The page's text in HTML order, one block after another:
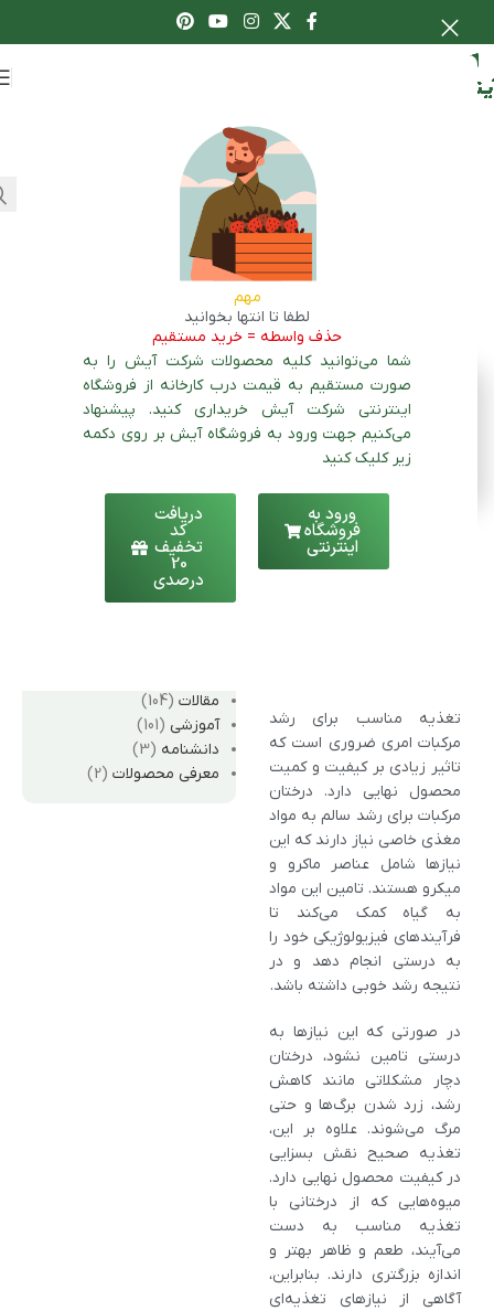
مهم
لطفا تا انتها بخوانید
حذف واسطه = خرید مستقیم
شما می‌توانید کلیه محصولات شرکت آیش را به
صورت مستقیم به قیمت درب کارخانه از فروشگاه
اینترنتی شرکت آیش خریداری کنید. پیشنهاد
می‌کنیم جهت ورود به فروشگاه آیش بر روی دکمه
زیر کلیک کنید
ورود به
فروشگاه
اینترنتی
دریافت
کد
تخفیف
20
درصدی
اعطای نمایندگی
نیازهای تغذیه‌ای
مرکبات: چه
عناصری برای رشد
بهتر درختان
مرکبات ضروری
هستند؟
فهرست مطالب
تغذیه مناسب برای رشد
مرکبات امری ضروری است که
تاثیر زیادی بر کیفیت و کمیت
محصول نهایی دارد. درختان
مرکبات برای رشد سالم به مواد
مغذی خاصی نیاز دارند که این
نیازها شامل عناصر ماکرو و
میکرو هستند. تامین این مواد
به گیاه کمک می‌کند تا
فرآیندهای فیزیولوژیکی خود را
به درستی انجام دهد و در
نتیجه رشد خوبی داشته باشد.
در صورتی که این نیازها به
درستی تامین نشود، درختان
دچار مشکلاتی مانند کاهش
رشد، زرد شدن برگ‌ها و حتی
مرگ می‌شوند. علاوه بر این،
تغذیه صحیح نقش بسزایی
در کیفیت محصول نهایی دارد.
میوه‌هایی که از درختانی با
تغذیه مناسب به دست
می‌آیند، طعم و ظاهر بهتر و
اندازه بزرگتری دارند. بنابراین،
آگاهی از نیازهای تغذیه‌ای
تازه ترین مقالات
در استان هرمزگان| به
تفکیک شهرها
لیست محصولات قابل کشت
در استان کرمان| به تفکیک
شهرها
لیست محصولات قابل کشت
لیست محصولات قابل کشت
در استان یزد | به تفکیک
شهرها
لیست محصولات قابل کشت
در استان فارس | به تفکیک
شهرها
مقالات (104)
آموزشی (101)
دانشنامه (3)
معرفی محصولات (2)